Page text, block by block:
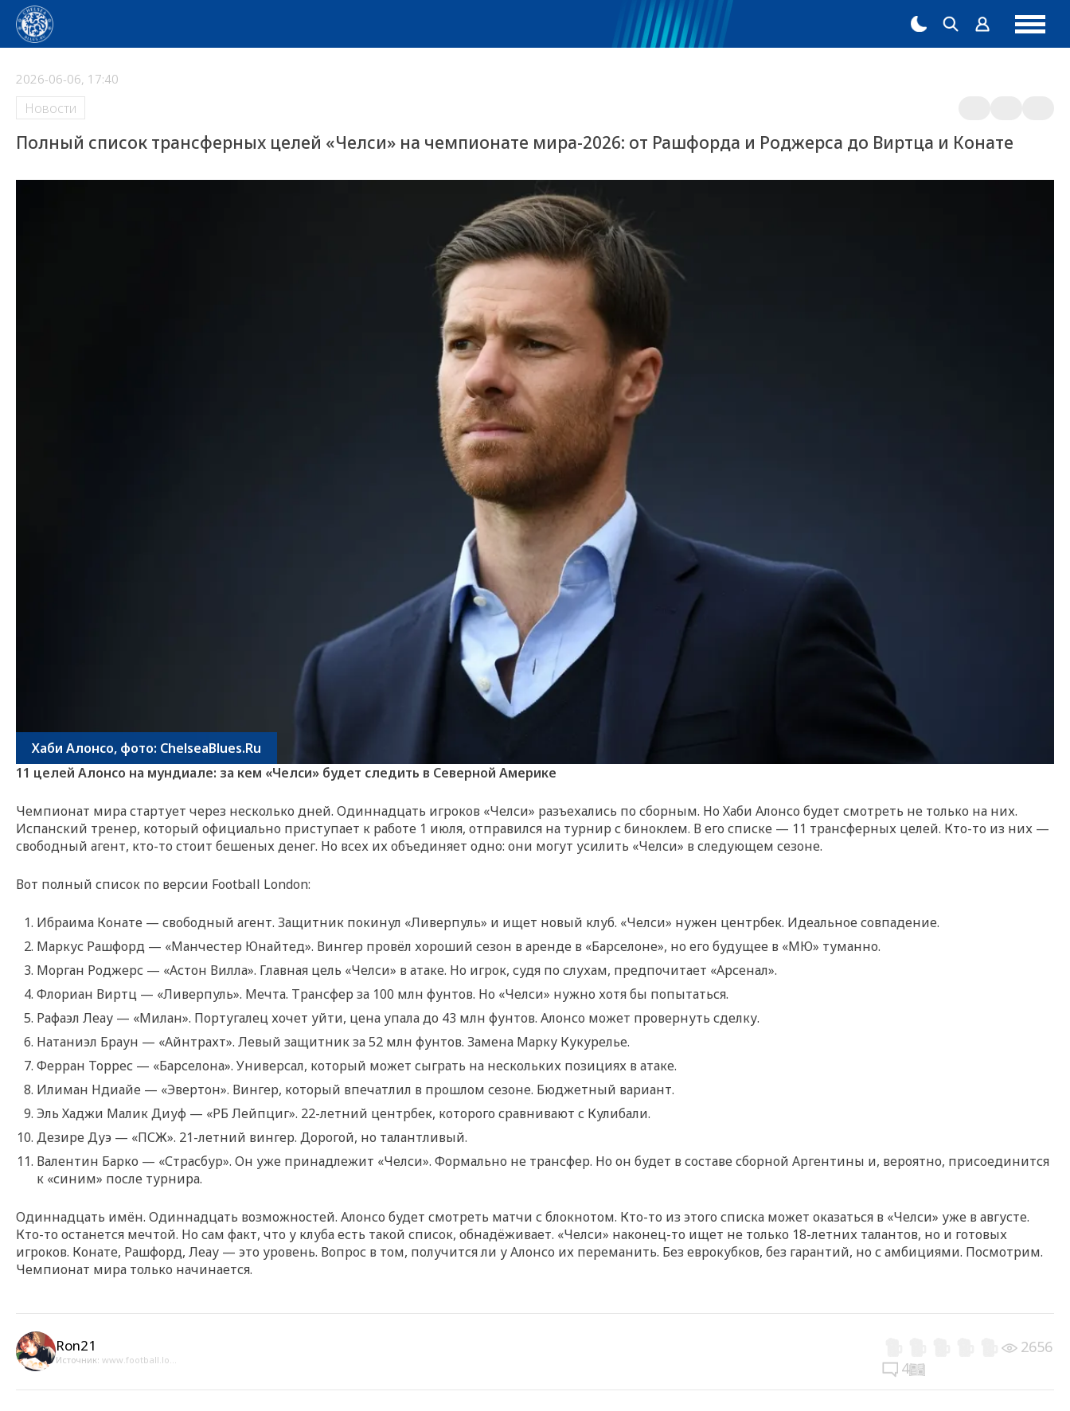
2026-06-06, 17:40
Новости
Полный список трансферных целей «Челси» на чемпионате мира-2026: от Рашфорда и Роджерса до Виртца и Конате
Хаби Алонсо, фото: ChelseaBlues.Ru
11 целей Алонсо на мундиале: за кем «Челси» будет следить в Северной Америке
Чемпионат мира стартует через несколько дней. Одиннадцать игроков «Челси» разъехались по сборным. Но Хаби Алонсо будет смотреть не только на них.
Испанский тренер, который официально приступает к работе 1 июля, отправился на турнир с биноклем. В его списке — 11 трансферных целей. Кто-то из них —
свободный агент, кто-то стоит бешеных денег. Но всех их объединяет одно: они могут усилить «Челси» в следующем сезоне.
Вот полный список по версии Football London:
Ибраима Конате — свободный агент. Защитник покинул «Ливерпуль» и ищет новый клуб. «Челси» нужен центрбек. Идеальное совпадение.
Маркус Рашфорд — «Манчестер Юнайтед». Вингер провёл хороший сезон в аренде в «Барселоне», но его будущее в «МЮ» туманно.
Морган Роджерс — «Астон Вилла». Главная цель «Челси» в атаке. Но игрок, судя по слухам, предпочитает «Арсенал».
Флориан Виртц — «Ливерпуль». Мечта. Трансфер за 100 млн фунтов. Но «Челси» нужно хотя бы попытаться.
Рафаэл Леау — «Милан». Португалец хочет уйти, цена упала до 43 млн фунтов. Алонсо может провернуть сделку.
Натаниэл Браун — «Айнтрахт». Левый защитник за 52 млн фунтов. Замена Марку Кукурелье.
Ферран Торрес — «Барселона». Универсал, который может сыграть на нескольких позициях в атаке.
Илиман Ндиайе — «Эвертон». Вингер, который впечатлил в прошлом сезоне. Бюджетный вариант.
Эль Хаджи Малик Диуф — «РБ Лейпциг». 22-летний центрбек, которого сравнивают с Кулибали.
Дезире Дуэ — «ПСЖ». 21-летний вингер. Дорогой, но талантливый.
Валентин Барко — «Страсбур». Он уже принадлежит «Челси». Формально не трансфер. Но он будет в составе сборной Аргентины и, вероятно, присоединится
к «синим» после турнира.
Одиннадцать имён. Одиннадцать возможностей. Алонсо будет смотреть матчи с блокнотом. Кто-то из этого списка может оказаться в «Челси» уже в августе.
Кто-то останется мечтой. Но сам факт, что у клуба есть такой список, обнадёживает. «Челси» наконец-то ищет не только 18-летних талантов, но и готовых
игроков. Конате, Рашфорд, Леау — это уровень. Вопрос в том, получится ли у Алонсо их переманить. Без еврокубков, без гарантий, но с амбициями. Посмотрим.
Чемпионат мира только начинается.
Ron21
Источник: www.football.lo...
2656
4